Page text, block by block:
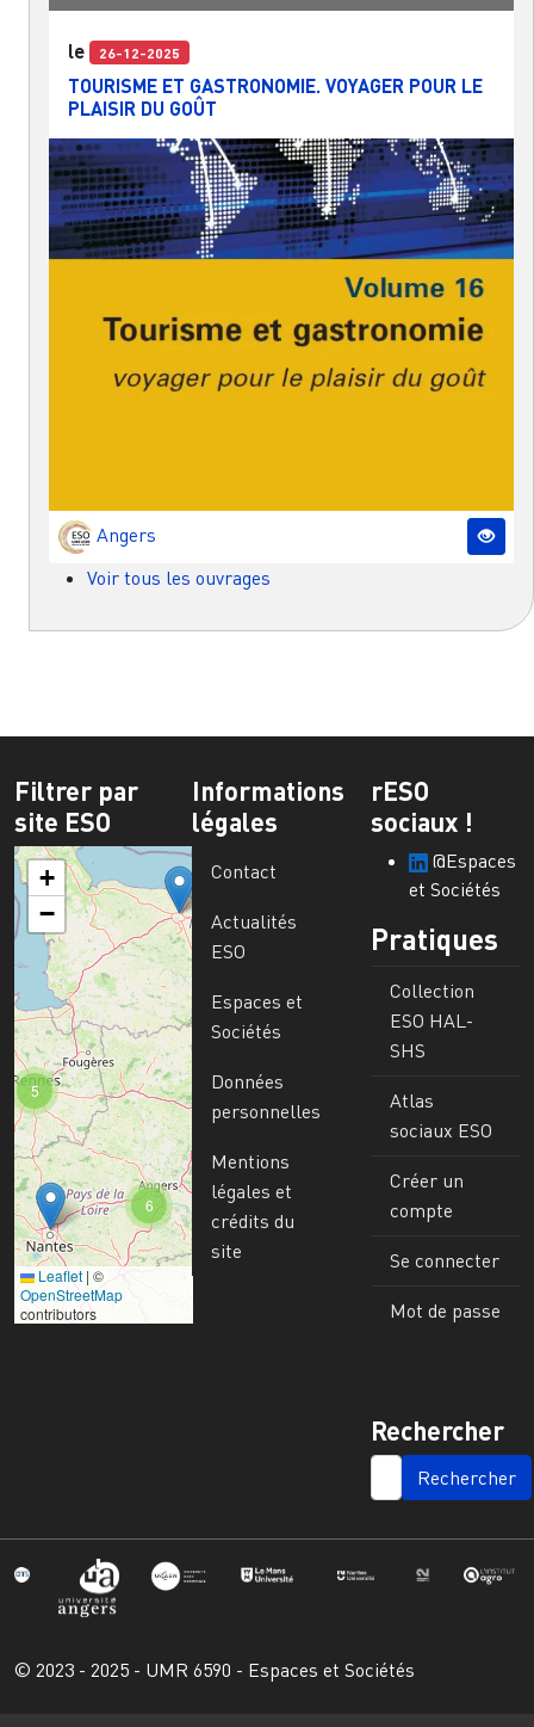
le 26-12-2025
TOURISME ET GASTRONOMIE. VOYAGER POUR LE
PLAISIR DU GOÛT
Angers
Voir tous les ouvrages
Filtrer par
site ESO
6
5
+
−
Leaflet | ©
OpenStreetMap
contributors
Informations
légales
Contact
Actualités
ESO
Espaces et
Sociétés
Données
personnelles
Mentions
légales et
crédits du
site
rESO
sociaux !
@Espaces
et Sociétés
Pratiques
Collection
ESO HAL-
SHS
Atlas
sociaux ESO
Créer un
compte
Se connecter
Mot de passe
Rechercher
SEARCH
© 2023 - 2025 - UMR 6590 - Espaces et Sociétés